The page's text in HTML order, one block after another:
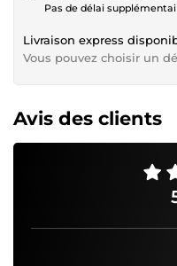
Pas de délai
Livraison express
Vous pouvez choisir un
Avis des clients